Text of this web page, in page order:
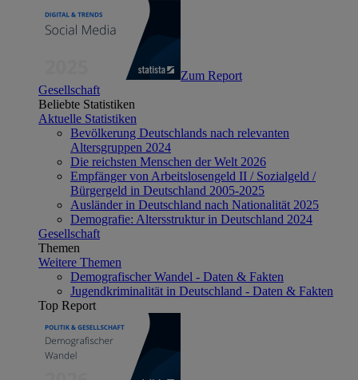
Zum Report
Gesellschaft
Beliebte Statistiken
Aktuelle Statistiken
Bevölkerung Deutschlands nach relevanten
Altersgruppen 2024
Die reichsten Menschen der Welt 2026
Empfänger von Arbeitslosengeld II / Sozialgeld /
Bürgergeld in Deutschland 2005-2025
Ausländer in Deutschland nach Nationalität 2025
Demografie: Altersstruktur in Deutschland 2024
Gesellschaft
Themen
Weitere Themen
Demografischer Wandel - Daten & Fakten
Jugendkriminalität in Deutschland - Daten & Fakten
Top Report